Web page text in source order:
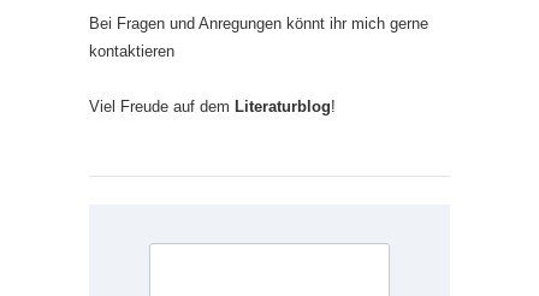
Bei Fragen und Anregungen könnt ihr mich gerne
kontaktieren
Viel Freude auf dem Literaturblog!